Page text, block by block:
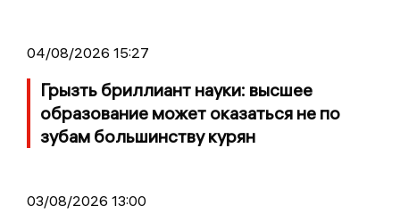
04/08/2026 15:27
Грызть бриллиант науки: высшее
образование может оказаться не по
зубам большинству курян
03/08/2026 13:00